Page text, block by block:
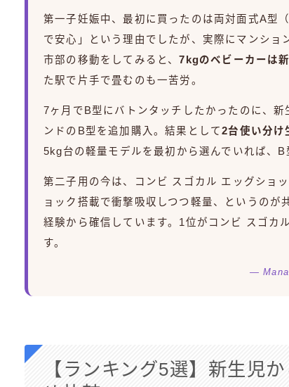
第一子妊娠中、最初に買ったのは両対面式A型
で安心」という理由でしたが、実際にマンシ
市部の移動をしてみると、7kgのベビーカーは
た駅で片手で畳むのも一苦労。
7ヶ月でB型にバトンタッチしたかったのに、
ンドのB型を追加購入。結果として2台使い分け
5kg台の軽量モデルを最初から選んでいれば、B
第二子用の今は、コンビ スゴカル エッグショ
ョック搭載で衝撃吸収しつつ軽量、というのが
経験から確信しています。1位がコンビ スゴカ
す。
— Mana
【ランキング5選】新生児